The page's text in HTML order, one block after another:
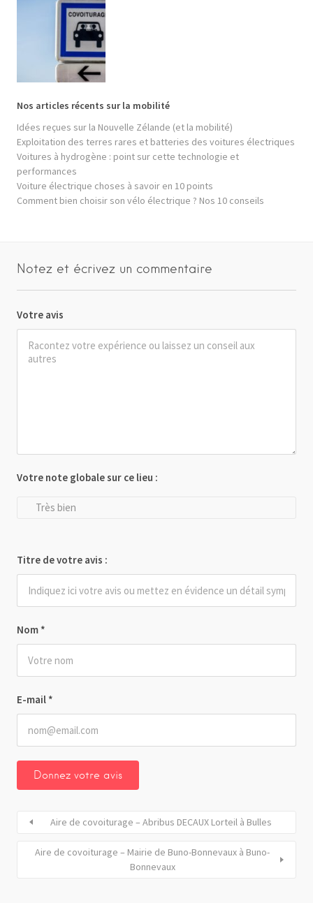
Nos articles récents sur la mobilité
Idées reçues sur la Nouvelle Zélande (et la mobilité)
Exploitation des terres rares et batteries des voitures électriques
Voitures à hydrogène : point sur cette technologie et
performances
Voiture électrique choses à savoir en 10 points
Comment bien choisir son vélo électrique ? Nos 10 conseils
Notez et écrivez un commentaire
Votre avis
Nom *
E-mail *
Votre note globale sur ce lieu :
Très bien
Titre de votre avis :
Aire de covoiturage – Abribus DECAUX Lorteil à Bulles
Aire de covoiturage – Mairie de Buno-Bonnevaux à Buno-
Bonnevaux